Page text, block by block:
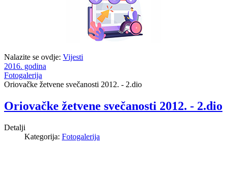
Nalazite se ovdje: Vijesti
2016. godina
Fotogalerija
Oriovačke žetvene svečanosti 2012. - 2.dio
Oriovačke žetvene svečanosti 2012. - 2.dio
Detalji
Kategorija: Fotogalerija